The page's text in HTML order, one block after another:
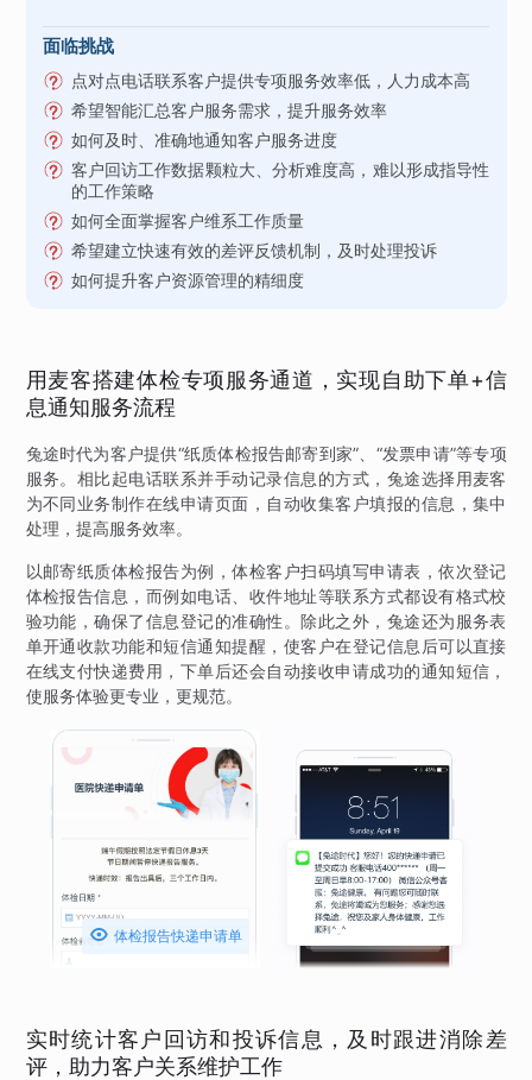
面临挑战
点对点电话联系客户提供专项服务效率低，人力成本高
希望智能汇总客户服务需求，提升服务效率
如何及时、准确地通知客户服务进度
客户回访工作数据颗粒大、分析难度高，难以形成指导性
的工作策略
如何全面掌握客户维系工作质量
希望建立快速有效的差评反馈机制，及时处理投诉
如何提升客户资源管理的精细度
用麦客搭建体检专项服务通道，实现自助下单+信
息通知服务流程
兔途时代为客户提供“纸质体检报告邮寄到家”、“发票申请”等专项
服务。相比起电话联系并手动记录信息的方式，兔途选择用麦客
为不同业务制作在线申请页面，自动收集客户填报的信息，集中
处理，提高服务效率。
以邮寄纸质体检报告为例，体检客户扫码填写申请表，依次登记
体检报告信息，而例如电话、收件地址等联系方式都设有格式校
验功能，确保了信息登记的准确性。除此之外，兔途还为服务表
单开通收款功能和短信通知提醒，使客户在登记信息后可以直接
在线支付快递费用，下单后还会自动接收申请成功的通知短信，
使服务体验更专业，更规范。
 体检报告快递申请单
实时统计客户回访和投诉信息，及时跟进消除差
评，助力客户关系维护工作